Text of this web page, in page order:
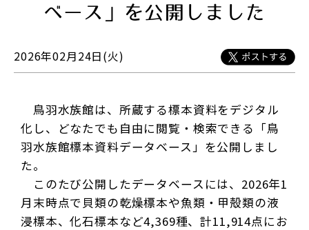
ベース」を公開しました
2026年02月24日(火)
鳥羽水族館は、所蔵する標本資料をデジタル
化し、どなたでも自由に閲覧・検索できる「鳥
羽水族館標本資料データベース」を公開しまし
た。
このたび公開したデータベースには、2026年1
月末時点で貝類の乾燥標本や魚類・甲殻類の液
浸標本、化石標本など4,369種、計11,914点にお